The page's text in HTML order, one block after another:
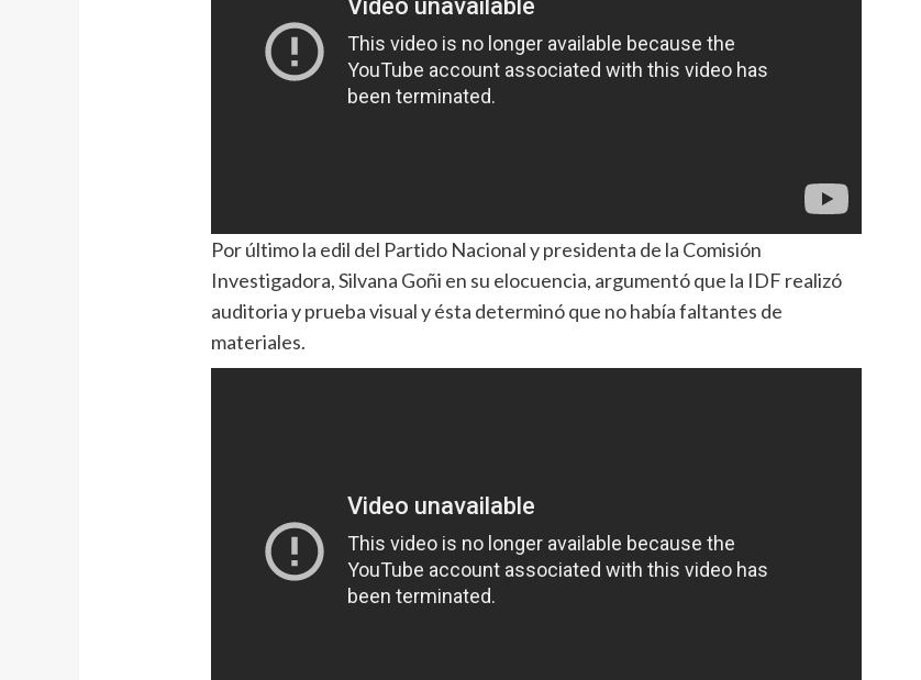
Por último la edil del Partido Nacional y presidenta de la Comisión
Investigadora, Silvana Goñi en su elocuencia, argumentó que la IDF realizó
auditoria y prueba visual y ésta determinó que no había faltantes de
materiales.